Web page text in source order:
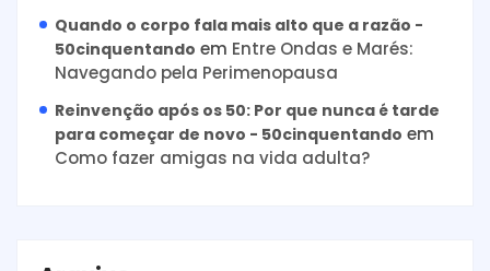
Quando o corpo fala mais alto que a razão -
50cinquentando em Entre Ondas e Marés:
Navegando pela Perimenopausa
Reinvenção após os 50: Por que nunca é tarde
para começar de novo - 50cinquentando em
Como fazer amigas na vida adulta?